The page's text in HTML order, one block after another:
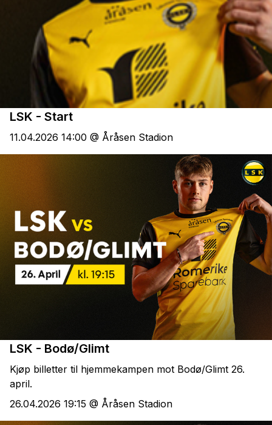
LSK - Start
11.04.2026 14:00 @ Åråsen Stadion
LSK - Bodø/Glimt
Kjøp billetter til hjemmekampen mot Bodø/Glimt 26.
april.
26.04.2026 19:15 @ Åråsen Stadion